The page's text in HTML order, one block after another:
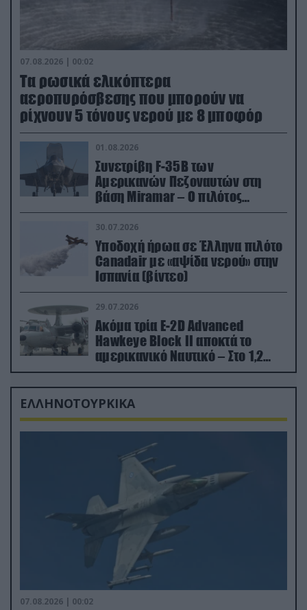
07.08.2026 | 00:02
Τα ρωσικά ελικόπτερα
αεροπυρόσβεσης που μπορούν να
ρίχνουν 5 τόνους νερού με 8 μποφόρ
01.08.2026
Συνετρίβη F-35B των
Αμερικανών Πεζοναυτών στη
βάση Miramar – Ο πιλότος
εκτινάχθηκε εγκαίρως
30.07.2026
Υποδοχή ήρωα σε Έλληνα πιλότο
Canadair με «αψίδα νερού» στην
Ισπανία (βίντεο)
29.07.2026
Ακόμα τρία E-2D Advanced
Hawkeye Block II αποκτά το
αμερικανικό Ναυτικό – Στο 1,2
δισ.δολάρια το κόστος
ΕΛΛΗΝΟΤΟΥΡΚΙΚΑ
07.08.2026 | 00:02